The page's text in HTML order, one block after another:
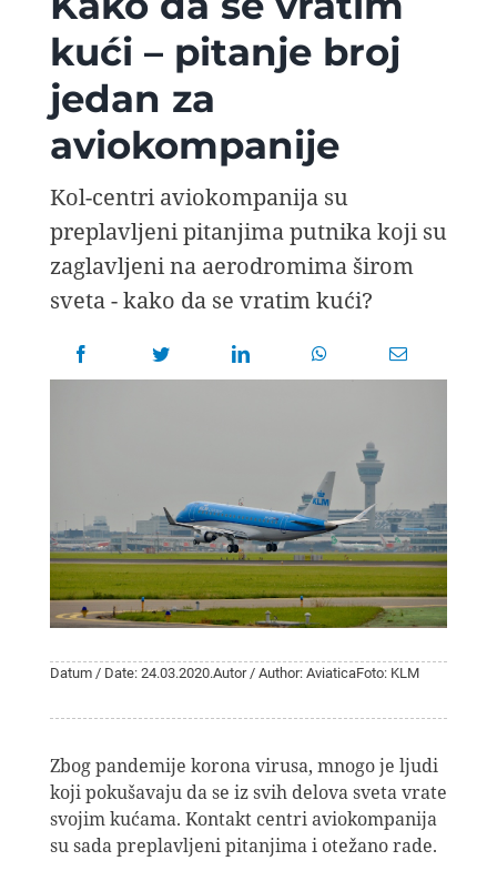
AVIOPEDIA
SPECIJAL
FOTO PRIČA
TEMA
AGENT
kući – pitanje broj
jedan za
aviokompanije
Kol-centri aviokompanija su
preplavljeni pitanjima putnika koji su
zaglavljeni na aerodromima širom
sveta - kako da se vratim kući?
Datum / Date: 24.03.2020.Autor / Author: AviaticaFoto: KLM
Zbog pandemije korona virusa, mnogo je ljudi
koji pokušavaju da se iz svih delova sveta vrate
svojim kućama. Kontakt centri aviokompanija
su sada preplavljeni pitanjima i otežano rade.